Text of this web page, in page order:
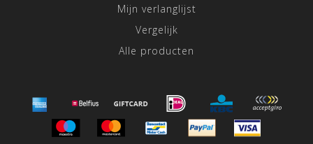
Mijn verlanglijst
Vergelijk
Alle producten